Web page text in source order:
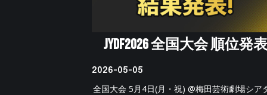
JYDF2026 全国大会 順位発
2026-05-05
全国大会 5月4日(月・祝) @梅田芸術劇場シア